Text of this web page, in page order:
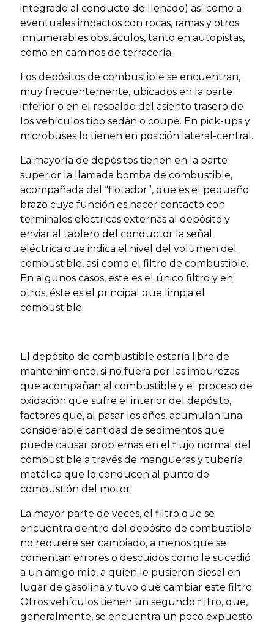
integrado al conducto de llenado) así como a
eventuales impactos con rocas, ramas y otros
innumerables obstáculos, tanto en autopistas,
como en caminos de terracería.
Los depósitos de combustible se encuentran,
muy frecuentemente, ubicados en la parte
inferior o en el respaldo del asiento trasero de
los vehículos tipo sedán o coupé. En pick-ups y
microbuses lo tienen en posición lateral-central.
La mayoría de depósitos tienen en la parte
superior la llamada bomba de combustible,
acompañada del “flotador”, que es el pequeño
brazo cuya función es hacer contacto con
terminales eléctricas externas al depósito y
enviar al tablero del conductor la señal
eléctrica que indica el nivel del volumen del
combustible, así como el filtro de combustible.
En algunos casos, este es el único filtro y en
otros, éste es el principal que limpia el
combustible.
El depósito de combustible estaría libre de
mantenimiento, si no fuera por las impurezas
que acompañan al combustible y el proceso de
oxidación que sufre el interior del depósito,
factores que, al pasar los años, acumulan una
considerable cantidad de sedimentos que
puede causar problemas en el flujo normal del
combustible a través de mangueras y tubería
metálica que lo conducen al punto de
combustión del motor.
La mayor parte de veces, el filtro que se
encuentra dentro del depósito de combustible
no requiere ser cambiado, a menos que se
comentan errores o descuidos como le sucedió
a un amigo mío, a quien le pusieron diesel en
lugar de gasolina y tuvo que cambiar este filtro.
Otros vehículos tienen un segundo filtro, que,
generalmente, se encuentra un poco expuesto